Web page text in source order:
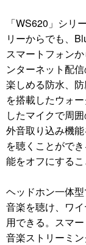
デザイン
動画
ハウツー
「WS620」シリ
リーからでも、
スマートフォン
ンターネット配
楽しめる防水、
を搭載したウォ
したマイクで周
外音取り込み機
を聴くことがで
能をオフにするこ
ヘッドホン一体
音楽を聴け、ワ
用できる。スマ
音楽ストリーミ